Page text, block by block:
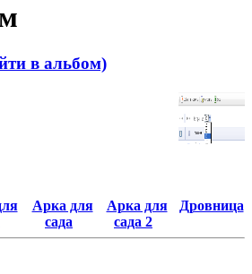
в альбом)
Арка для
сада
Арка для
сада 2
Дровница